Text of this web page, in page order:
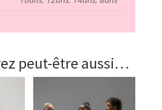
peut-être aussi…